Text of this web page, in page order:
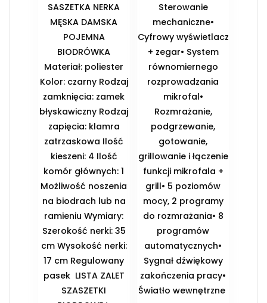
SASZETKA NERKA
MĘSKA DAMSKA
POJEMNA
BIODRÓWKA
Materiał: poliester
Kolor: czarny Rodzaj
zamknięcia: zamek
błyskawiczny Rodzaj
zapięcia: klamra
zatrzaskowa Ilość
kieszeni: 4 Ilość
komór głównych: 1
Możliwość noszenia
na biodrach lub na
ramieniu Wymiary:
Szerokość nerki: 35
cm Wysokość nerki:
17 cm Regulowany
pasek ️ LISTA ZALET
SZASZETKI
Sterowanie
mechaniczne•
Cyfrowy wyświetlacz
+ zegar• System
równomiernego
rozprowadzania
mikrofal•
Rozmrażanie,
podgrzewanie,
gotowanie,
grillowanie i łączenie
funkcji mikrofala +
grill• 5 poziomów
mocy, 2 programy
do rozmrażania• 8
programów
automatycznych•
Sygnał dźwiękowy
zakończenia pracy•
Światło wewnętrzne